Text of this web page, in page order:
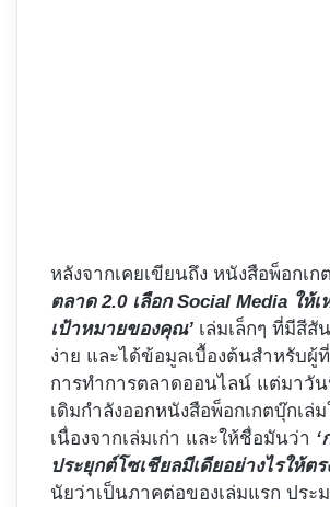
หลังจากเคยเขียนถึง หนังสือพ็อกเก
ตลาด 2.0เลือก Social Media ให้เ
เป้าหมายของคุณ’ เล่มเล็กๆ ที่มีสีสั
ง่าย และได้ข้อมูลเบื้องต้นสำหรับผู้
การทำการตลาดออนไลน์ แต่มาวั
เดิมกำลังออกหนังสือพ็อกเกตบุ๊กเล่
เนื่องจากเล่มเก่า และให้ชื่อมันว่า
ประยุกต์โซเชียลมีเดียอย่างไรให้ตร
นัยว่าเป็นภาคต่อของเล่มแรก ปร